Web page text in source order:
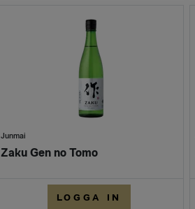
Junmai
Zaku Gen no Tomo
LOGGA IN